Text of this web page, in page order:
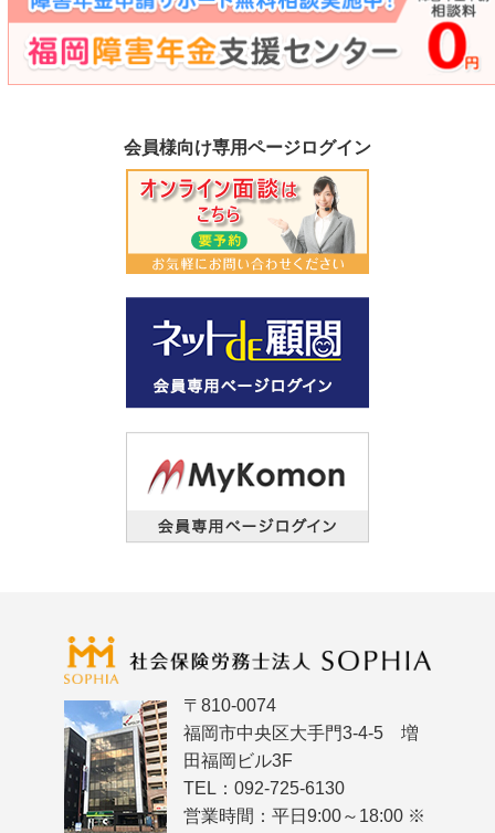
会員様向け専用ページログイン
〒810-0074
福岡市中央区大手門3-4-5 増
田福岡ビル3F
TEL：092-725-6130
営業時間：平日9:00～18:00 ※